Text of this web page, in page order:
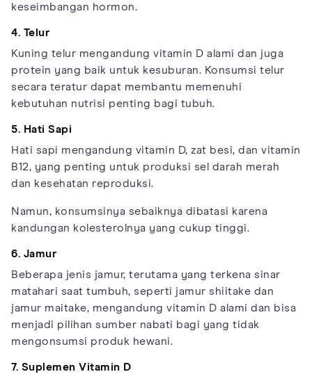
keseimbangan hormon.
4. Telur
Kuning telur mengandung vitamin D alami dan juga
protein yang baik untuk kesuburan. Konsumsi telur
secara teratur dapat membantu memenuhi
kebutuhan nutrisi penting bagi tubuh.
5. Hati Sapi
Hati sapi mengandung vitamin D, zat besi, dan vitamin
B12, yang penting untuk produksi sel darah merah
dan kesehatan reproduksi.
Namun, konsumsinya sebaiknya dibatasi karena
kandungan kolesterolnya yang cukup tinggi.
6. Jamur
Beberapa jenis jamur, terutama yang terkena sinar
matahari saat tumbuh, seperti jamur shiitake dan
jamur maitake, mengandung vitamin D alami dan bisa
menjadi pilihan sumber nabati bagi yang tidak
mengonsumsi produk hewani.
7. Suplemen Vitamin D